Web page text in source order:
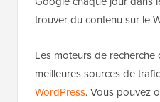
trouver du contenu sur le
Les moteurs de
meilleures sources de
WordPress. Vous pouvez